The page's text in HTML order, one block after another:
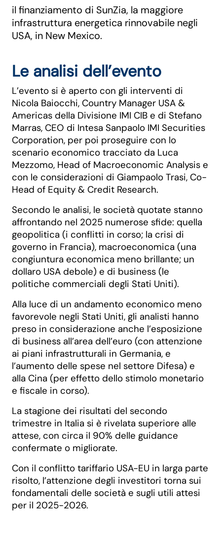
il finanziamento di SunZia, la maggiore
infrastruttura energetica rinnovabile negli
USA, in New Mexico.
Le analisi dell’evento
L’evento si è aperto con gli interventi di
Nicola Baiocchi, Country Manager USA &
Americas della Divisione IMI CIB e di Stefano
Marras, CEO di Intesa Sanpaolo IMI Securities
Corporation, per poi proseguire con lo
scenario economico tracciato da Luca
Mezzomo, Head of Macroeconomic Analysis e
con le considerazioni di Giampaolo Trasi, Co-
Head of Equity & Credit Research.
Secondo le analisi, le società quotate stanno
affrontando nel 2025 numerose sfide: quella
geopolitica (i conflitti in corso; la crisi di
governo in Francia), macroeconomica (una
congiuntura economica meno brillante; un
dollaro USA debole) e di business (le
politiche commerciali degli Stati Uniti).
Alla luce di un andamento economico meno
favorevole negli Stati Uniti, gli analisti hanno
preso in considerazione anche l’esposizione
di business all’area dell’euro (con attenzione
ai piani infrastrutturali in Germania, e
l’aumento delle spese nel settore Difesa) e
alla Cina (per effetto dello stimolo monetario
e fiscale in corso).
La stagione dei risultati del secondo
trimestre in Italia si è rivelata superiore alle
attese, con circa il 90% delle guidance
confermate o migliorate.
Con il conflitto tariffario USA-EU in larga parte
risolto, l’attenzione degli investitori torna sui
fondamentali delle società e sugli utili attesi
per il 2025-2026.